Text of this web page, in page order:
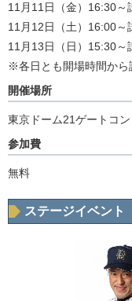
11月11日（金）16:30～
11月12日（土）16:00～
11月13日（日）15:30～
※各日とも開場時間から
開催場所
東京ドーム21ゲートコ
参加費
無料
ステージイベント